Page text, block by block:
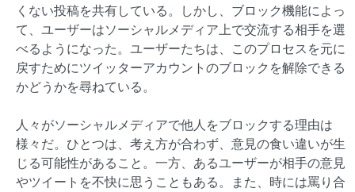
くない投稿を共有している。しかし、ブロック機能によっ
て、ユーザーはソーシャルメディア上で交流する相手を選
べるようになった。ユーザーたちは、このプロセスを元に
戻すためにツイッターアカウントのブロックを解除できる
かどうかを尋ねている。
人々がソーシャルメディアで他人をブロックする理由は
様々だ。ひとつは、考え方が合わず、意見の食い違いが生
じる可能性があること。一方、あるユーザーが相手の意見
やツイートを不快に思うこともある。また、時には罵り合